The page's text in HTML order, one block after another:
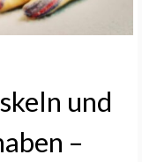
und
–